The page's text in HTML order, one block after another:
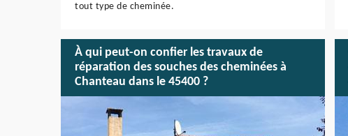
tout type de cheminée.
À qui peut-on confier les travaux de
réparation des souches des cheminées à
Chanteau dans le 45400 ?